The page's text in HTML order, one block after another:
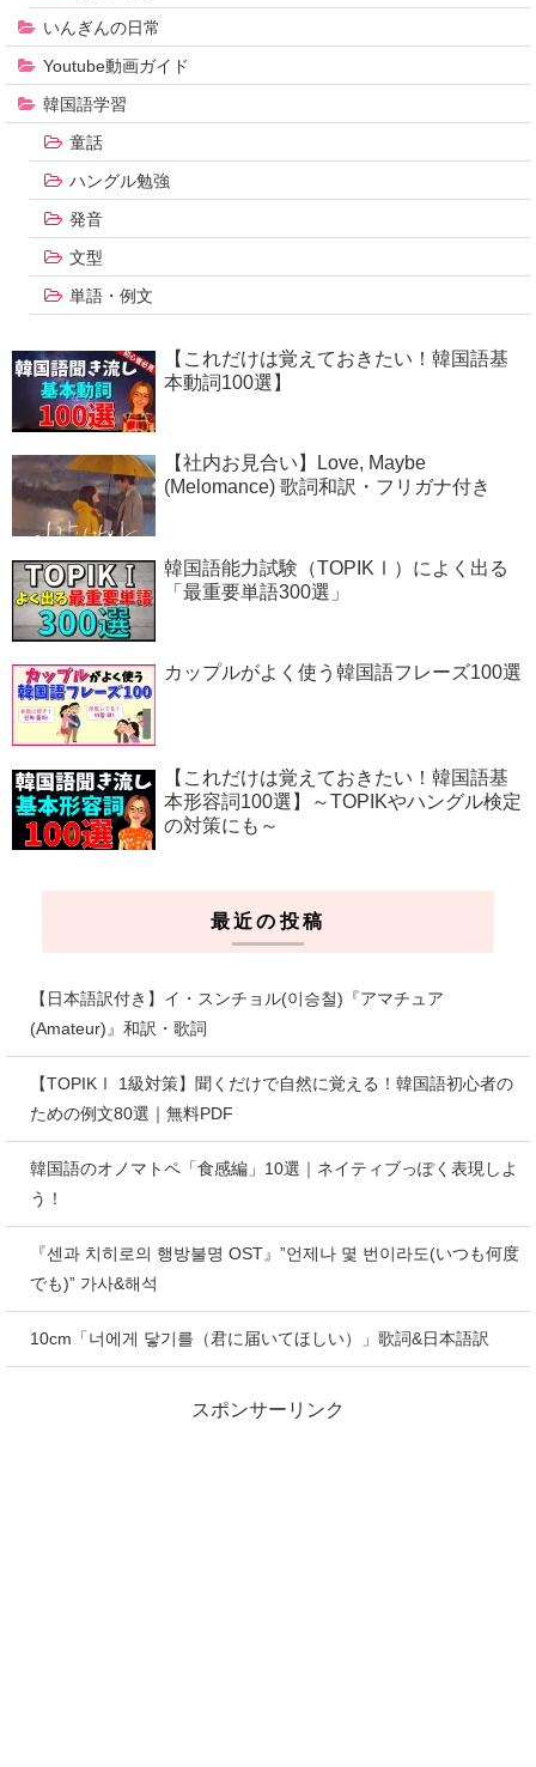
いんぎんの日常
Youtube動画ガイド
韓国語学習
童話
ハングル勉強
発音
文型
単語・例文
【これだけは覚えておきたい！韓国語基
本動詞100選】
【社内お見合い】Love, Maybe
(Melomance) 歌詞和訳・フリガナ付き
韓国語能力試験（TOPIKⅠ）によく出る
「最重要単語300選」
カップルがよく使う韓国語フレーズ100選
【これだけは覚えておきたい！韓国語基
本形容詞100選】～TOPIKやハングル検定
の対策にも～
最近の投稿
【日本語訳付き】イ・スンチョル(이승철)『アマチュア
(Amateur)』和訳・歌詞
【TOPIKⅠ 1級対策】聞くだけで自然に覚える！韓国語初心者の
ための例文80選｜無料PDF
韓国語のオノマトペ「食感編」10選｜ネイティブっぽく表現しよ
う！
『센과 치히로의 행방불명 OST』”언제나 몇 번이라도(いつも何度
でも)” 가사&해석
10cm「너에게 닿기를（君に届いてほしい）」歌詞&日本語訳
スポンサーリンク